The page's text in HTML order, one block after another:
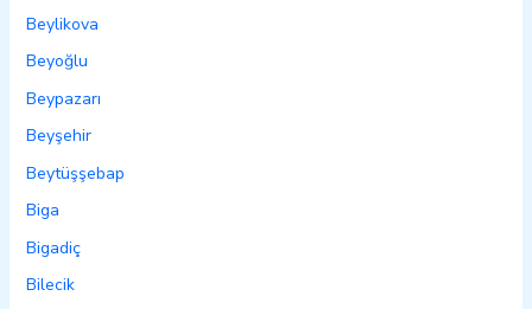
Beylikova
Beyoğlu
Beypazarı
Beyşehir
Beytüşşebap
Biga
Bigadiç
Bilecik